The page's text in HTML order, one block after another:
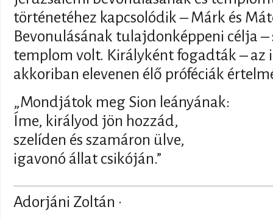
történetéhez kapcsolódik – Márk és
Bevonulásának tulajdonképpeni célja –
templom volt. Királyként fogadták – az
akkoriban elevenen élő próféciák
„Mondjátok meg Sion leányának:
Íme, királyod jön hozzád,
szelíden és szamáron ülve,
igavonó állat csikóján.”
Adorjáni Zoltán ·